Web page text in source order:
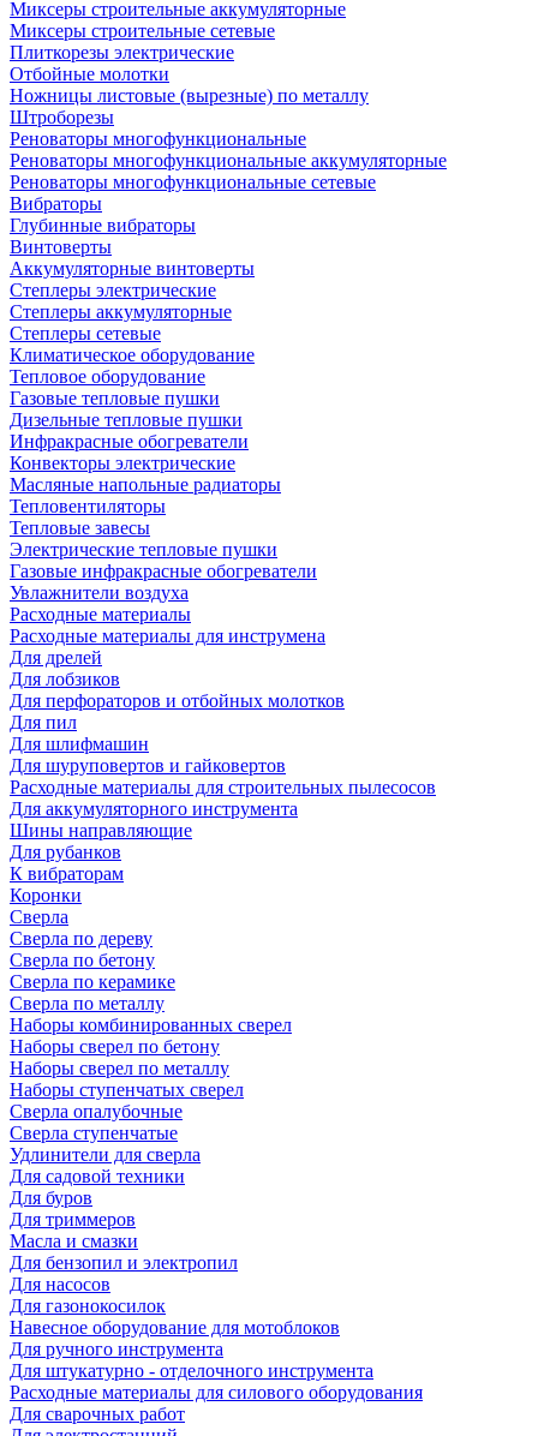
Миксеры строительные аккумуляторные
Миксеры строительные сетевые
Плиткорезы электрические
Отбойные молотки
Ножницы листовые (вырезные) по металлу
Штроборезы
Реноваторы многофункциональные
Реноваторы многофункциональные аккумуляторные
Реноваторы многофункциональные сетевые
Вибраторы
Глубинные вибраторы
Винтоверты
Аккумуляторные винтоверты
Степлеры электрические
Степлеры аккумуляторные
Степлеры сетевые
Климатическое оборудование
Тепловое оборудование
Газовые тепловые пушки
Дизельные тепловые пушки
Инфракрасные обогреватели
Конвекторы электрические
Масляные напольные радиаторы
Тепловентиляторы
Тепловые завесы
Электрические тепловые пушки
Газовые инфракрасные обогреватели
Увлажнители воздуха
Расходные материалы
Расходные материалы для инструмена
Для дрелей
Для лобзиков
Для перфораторов и отбойных молотков
Для пил
Для шлифмашин
Для шуруповертов и гайковертов
Расходные материалы для строительных пылесосов
Для аккумуляторного инструмента
Шины направляющие
Для рубанков
К вибраторам
Коронки
Сверла
Сверла по дереву
Сверла по бетону
Сверла по керамике
Сверла по металлу
Наборы комбинированных сверел
Наборы сверел по бетону
Наборы сверел по металлу
Наборы ступенчатых сверел
Сверла опалубочные
Сверла ступенчатые
Удлинители для сверла
Для садовой техники
Для буров
Для триммеров
Масла и смазки
Для бензопил и электропил
Для насосов
Для газонокосилок
Навесное оборудование для мотоблоков
Для ручного инструмента
Для штукатурно - отделочного инструмента
Расходные материалы для силового оборудования
Для сварочных работ